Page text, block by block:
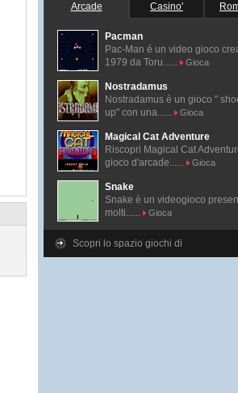
Arcade Casino'
Pacman
Pac-Man é un video gioco
1979 da Toru......
Gioca
Nostradamus
Nostradamus è un gioco "
up" con una......
Gioca
Magical Cat Adventure
Riscopri Magical Cat
gioco d'arcade......
Gioca
Snake
Snake è un videogioco
molti......
Gioca
Scopri lo spazio giochi di